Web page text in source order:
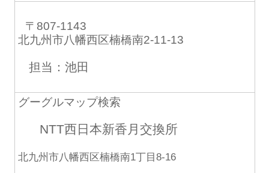
〒807-1143
北九州市八幡西区楠橋南2-11-13
担当：池田
グーグルマップ検索
NTT西日本新香月交換所
北九州市八幡西区楠橋南1丁目8-16